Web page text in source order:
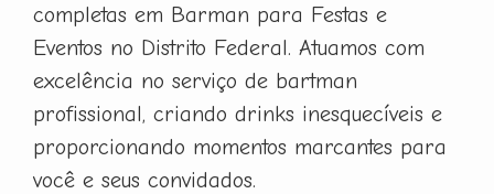
completas em Barman para Festas e
Eventos no Distrito Federal. Atuamos com
excelência no serviço de bartman
profissional, criando drinks inesquecíveis e
proporcionando momentos marcantes para
você e seus convidados.